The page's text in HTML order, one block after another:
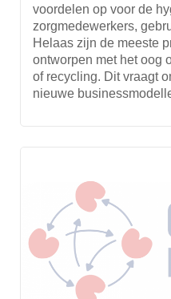
voordelen op voor de
zorgmedewerkers,
Helaas zijn de meeste
ontworpen met het oog
of recycling. Dit vraagt
nieuwe